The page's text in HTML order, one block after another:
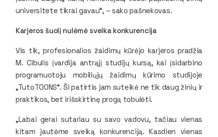
universitete tikrai gavau“, – sako pašnekovas.
Karjeros šuolį nulėmė sveika konkurencija
Vis tik, profesionalios žaidimų kūrėjo karjeros pradžia
M. Cibulis įvardija antrąjį studijų kursą, kai įsidarbino
programuotoju mobiliųjų žaidimų kūrimo studijoje
„TutoTOONS“. Ši patirtis jam suteikė ne tik daug žinių ir
praktikos, bet irišskirtinę progą tobulėti.
„Labai gerai sutariau su savo vadovu, tačiau vienas
kitam jautėme sveiką konkurenciją. Kasdien vienas